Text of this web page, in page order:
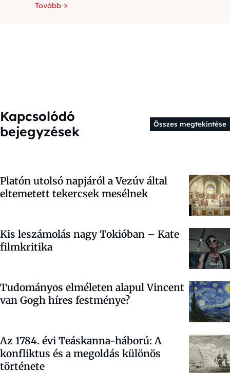
Tovább
Kapcsolódó
bejegyzések
Összes megtekintése
Platón utolsó napjáról a Vezúv által
eltemetett tekercsek mesélnek
Kis leszámolás nagy Tokióban – Kate
filmkritika
Tudományos elméleten alapul Vincent
van Gogh híres festménye?
Az 1784. évi Teáskanna-háború: A
konfliktus és a megoldás különös
története